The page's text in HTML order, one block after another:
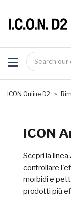
ICON Online D2
ICON
Scopri la linea
controllare
morbidi e
prodotti più